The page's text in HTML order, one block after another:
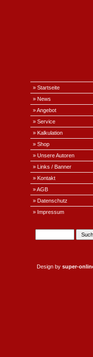
» Startseite
» News
» Angebot
» Service
» Kalkulation
» Shop
» Unsere Autoren
» Links / Banner
» Kontakt
» AGB
» Datenschutz
» Impressum
Design by super-